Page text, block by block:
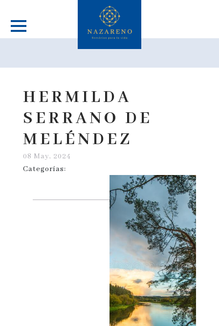
HERMILDA
SERRANO DE
MELÉNDEZ
08 May, 2024
Categorías: